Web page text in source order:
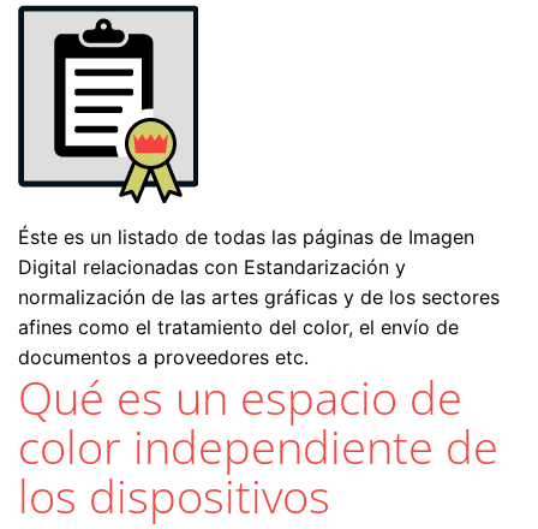
Éste es un listado de todas las páginas de Imagen
Digital relacionadas con Estandarización y
normalización de las artes gráficas y de los sectores
afines como el tratamiento del color, el envío de
documentos a proveedores etc.
Qué es un espacio de
color independiente de
los dispositivos